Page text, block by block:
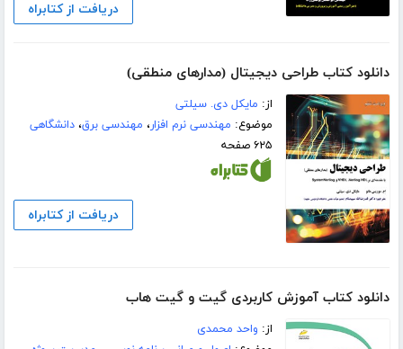
دریافت از کتابراه
دانلود کتاب طراحی دیجیتال (مدارهای منطقی)
از: مایکل دی. سیلتی
موضوع: مهندسی نرم افزار، مهندسی برق،دانشگاهی
۶۲۵ صفحه
دریافت از کتابراه
دانلود کتاب آموزش کاربردی گیت و گیت هاب
از: واحد محمدی